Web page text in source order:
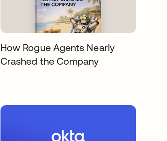
How Rogue Agents Nearly
Crashed the Company